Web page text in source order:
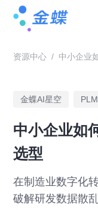
资源中心 / 中小企业
金蝶AI星空 PLM
中小企业如
选型
在制造业数字化
破解研发数据散